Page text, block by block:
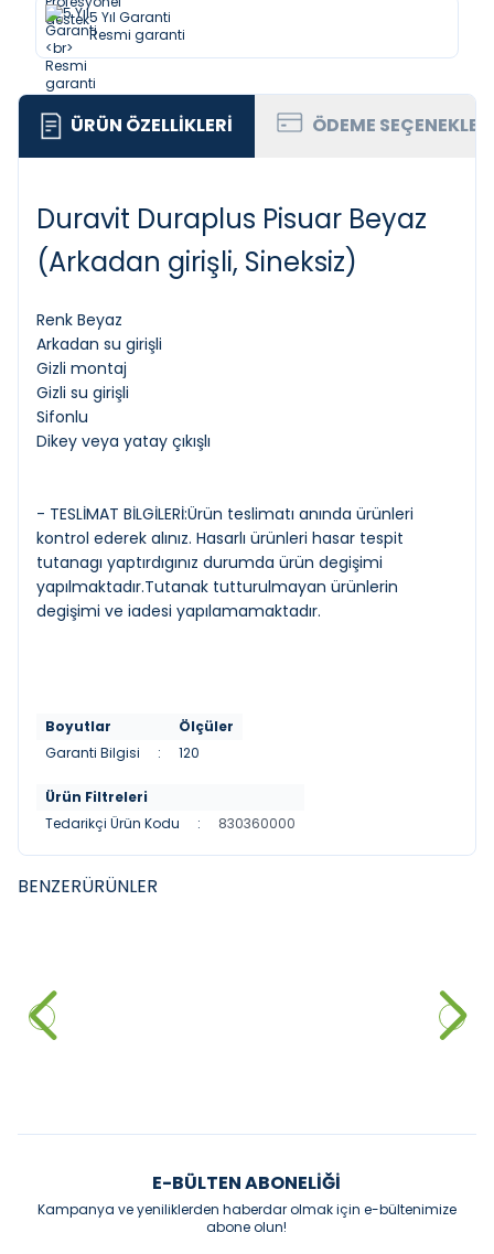
5 Yıl Garanti
Resmi garanti
ÜRÜN ÖZELLIKLERI ÖDEME
Duravit Duraplus Pisuar Beyaz
(Arkadan girişli, Sineksiz)
Renk Beyaz
Arkadan su girişli
Gizli montaj
Gizli su girişli
Sifonlu
Dikey veya yatay çıkışlı
- TESLİMAT BİLGİLERİ:Ürün teslimatı anında ürünleri
kontrol ederek alınız. Hasarlı ürünleri hasar tespit
tutanagı yaptırdıgınız durumda ürün degişimi
yapılmaktadır.Tutanak tutturulmayan ürünlerin
degişimi ve iadesi yapılamamaktadır.
Boyutlar
Ölçüler
Garanti Bilgisi
: 120
Ürün Filtreleri
Tedarikçi Ürün Kodu
: 830360000
BENZERÜRÜNLER
26.640,00
E-BÜLTEN ABONELIĞI
Kampanya ve yeniliklerden haberdar olmak için e-bültenimize
abone olun!